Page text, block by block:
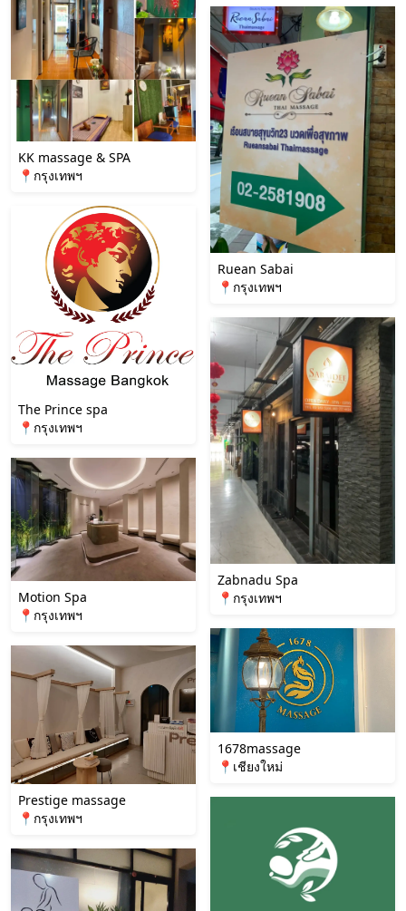
KK massage & SPA
📍กรุงเทพฯ
The Prince spa
📍กรุงเทพฯ
Motion Spa
📍กรุงเทพฯ
Prestige massage
📍กรุงเทพฯ
Ruean Sabai
📍กรุงเทพฯ
Zabnadu Spa
📍กรุงเทพฯ
1678massage
📍เชียงใหม่